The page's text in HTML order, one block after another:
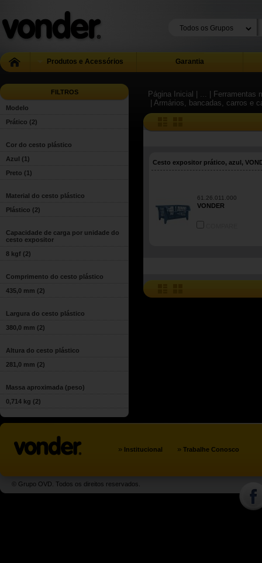
Produtos e Acessórios Garantia
FILTROS
Modelo
Prático (2)
Cor do cesto plástico
Azul (1)
Preto (1)
Material do cesto plástico
Plástico (2)
Capacidade de carga por unidade do
cesto expositor
8 kgf (2)
Comprimento do cesto plástico
435,0 mm (2)
Largura do cesto plástico
380,0 mm (2)
Altura do cesto plástico
281,0 mm (2)
Massa aproximada (peso)
0,714 kg (2)
Página Inicial | ...
|
| Armários, bancadas, carros e
Cesto expositor prático, azul,
61.26.011.000
VONDER
» Institucional » Trabalhe Conosco
© Grupo OVD. Todos os direitos reservados.